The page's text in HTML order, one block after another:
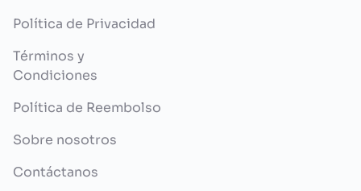
Política de Privacidad
Términos y
Condiciones
Política de Reembolso
Sobre nosotros
Contáctanos